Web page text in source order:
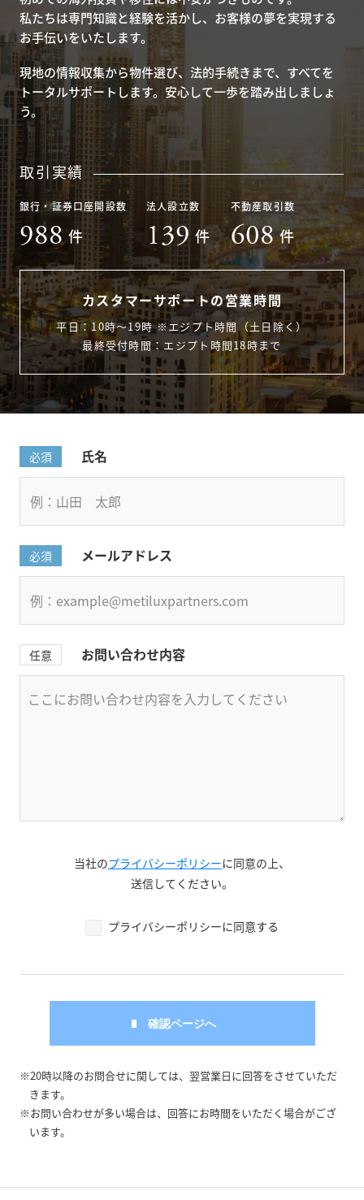
私たちは専門知識と経験を活かし、お客様の夢を実現する
お手伝いをいたします。
現地の情報収集から物件選び、法的手続きまで、すべてを
トータルサポートします。安心して一歩を踏み出しましょ
う。
取引実績
銀行・証券口座開設数
988 件
法人設立数
139 件
不動産取引数
608 件
カスタマーサポートの営業時間
平日：10時〜19時 ※エジプト時間（土日除く）
最終受付時間：エジプト時間18時まで
必須 氏名
必須 メールアドレス
任意 お問い合わせ内容
当社のプライバシーポリシーに同意の上、
送信してください。
プライバシーポリシーに同意する
※20時以降のお問合せに関しては、翌営業日に回答をさせていただ
きます。
※お問い合わせが多い場合は、回答にお時間をいただく場合がござ
います。